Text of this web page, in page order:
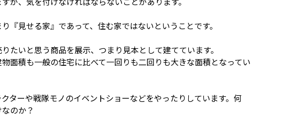
『見せる家』であって、住む家ではないということです。
たいと思う商品を展示、つまり見本として建てています。
面積も一般の住宅に比べて一回りも二回りも大きな面積となってい
ターや戦隊モノのイベントショーなどをやったりしています。何
のか？